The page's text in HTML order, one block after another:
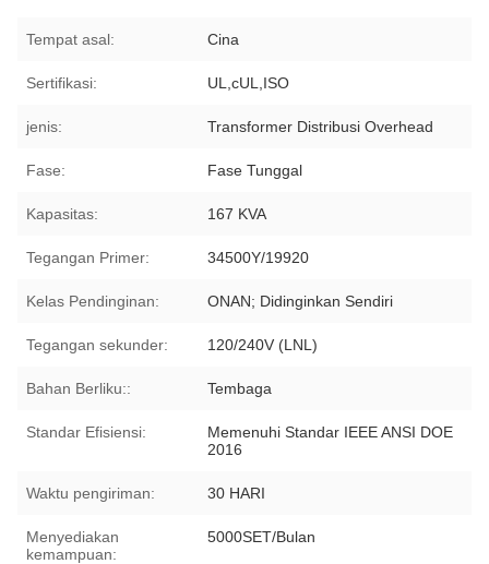
Tempat asal: Cina
Sertifikasi: UL,cUL,ISO
jenis: Transformer Distribusi Overhead
Fase: Fase Tunggal
Kapasitas: 167 KVA
Tegangan Primer: 34500Y/19920
Kelas Pendinginan: ONAN; Didinginkan Sendiri
Tegangan sekunder: 120/240V (LNL)
Bahan Berliku:: Tembaga
Standar Efisiensi:
Memenuhi Standar IEEE ANSI DOE
2016
Waktu pengiriman: 30 HARI
Menyediakan
kemampuan:
5000SET/Bulan